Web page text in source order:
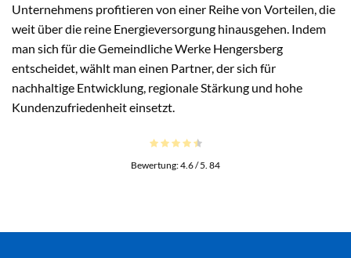
Unternehmens profitieren von einer Reihe von Vorteilen, die
weit über die reine Energieversorgung hinausgehen. Indem
man sich für die Gemeindliche Werke Hengersberg
entscheidet, wählt man einen Partner, der sich für
nachhaltige Entwicklung, regionale Stärkung und hohe
Kundenzufriedenheit einsetzt.
Bewertung:4.6/ 5. 84